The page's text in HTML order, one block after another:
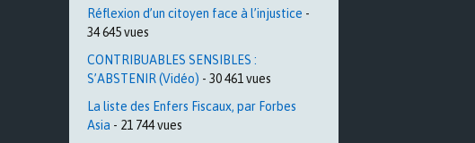
Réflexion d’un citoyen face à l’injustice -
34 645 vues
CONTRIBUABLES SENSIBLES :
S’ABSTENIR (Vidéo) - 30 461 vues
La liste des Enfers Fiscaux, par Forbes
Asia - 21 744 vues